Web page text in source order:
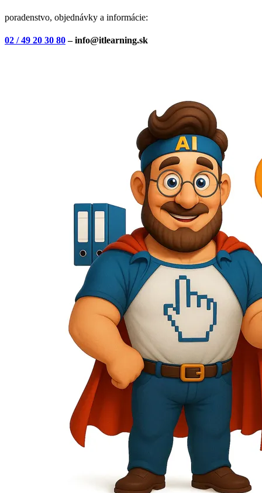
poradenstvo, objednávky a informácie:
02 / 49 20 30 80– info@itlearning.sk